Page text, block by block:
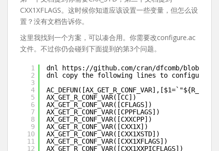
CXX1XFLAGS。这时候你知道应该设置一些变量，但怎么设
置？没有文档告诉你。
这里我找到一个方案，可以凑合用。你需要改configure.ac
文件。不过你仍会碰到下面提到的第3个问题。
1
2
3
4
5
6
7
8
9
10
11
12
dnl
https://github.com/cran/dfcomb/blob/
dnl copy the following lines to configure.ac
AX_GET_R_CONF_VAR([CC])
AX_GET_R_CONF_VAR([CFLAGS])
AX_GET_R_CONF_VAR([CPPFLAGS])
AX_GET_R_CONF_VAR([CXXCPP])
AX_GET_R_CONF_VAR([CXX1X])
AX_GET_R_CONF_VAR([CXX1XSTD])
AX_GET_R_CONF_VAR([CXX1XFLAGS])
AX_GET_R_CONF_VAR([CXX1XXPICFLAGS])